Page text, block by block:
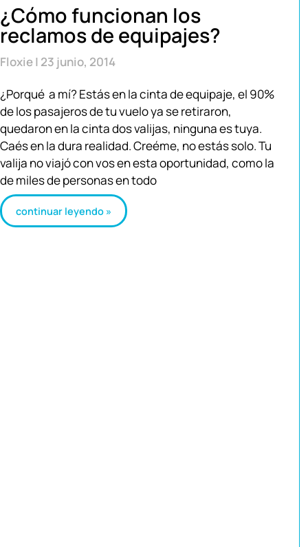
¿Cómo funcionan los
reclamos de equipajes?
Floxie 23 junio, 2014
¿Porqué a mí? Estás en la cinta de equipaje, el 90%
de los pasajeros de tu vuelo ya se retiraron,
quedaron en la cinta dos valijas, ninguna es tuya.
Caés en la dura realidad. Creéme, no estás solo. Tu
valija no viajó con vos en esta oportunidad, como la
de miles de personas en todo
continuar leyendo »